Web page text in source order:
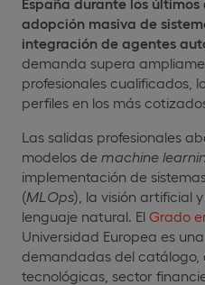
adopción masiva de
integración de agentes
demanda supera
profesionales cualificados,
perfiles en los más
Las salidas profesionales
modelos de machine
implementación de
(MLOps), la visión artificial
lenguaje natural. El Grado
Universidad Europea es
demandadas del catálogo,
tecnológicas, sector